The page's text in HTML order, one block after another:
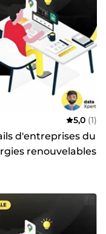
5,0 (1)
d'entreprises du
renouvelables